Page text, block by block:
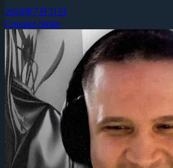
2026年7月31日
Counter-Strike